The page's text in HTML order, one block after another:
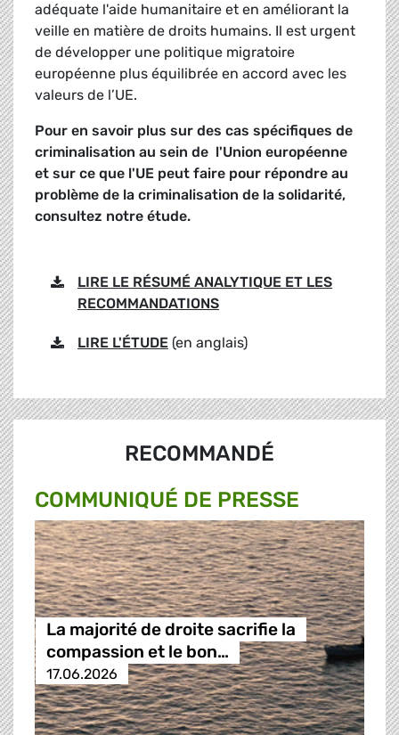
adéquate l'aide humanitaire et en améliorant la
veille en matière de droits humains. Il est urgent
de développer une politique migratoire
européenne plus équilibrée en accord avec les
valeurs de l’UE.
Pour en savoir plus sur des cas spécifiques de
criminalisation au sein de l'Union européenne
et sur ce que l'UE peut faire pour répondre au
problème de la criminalisation de la solidarité,
consultez notre étude.
LIRE LE RÉSUMÉ ANALYTIQUE ET LES
RECOMMANDATIONS
LIRE L'ÉTUDE (en anglais)
RECOMMANDÉ
COMMUNIQUÉ DE PRESSE
La majorité de droite sacrifie la
compassion et le bon…
17.06.2026